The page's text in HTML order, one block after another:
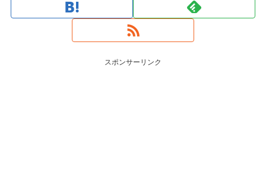
スポンサーリンク